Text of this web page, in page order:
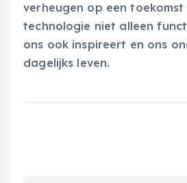
verheugen op een toekomst
technologie niet alleen
ons ook inspireert en ons
dagelijks leven.